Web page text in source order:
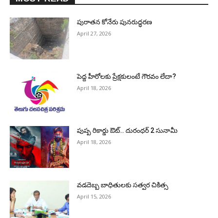
పురాత‌న కోనేరు పున‌రుద్ధ‌ర‌ణ
April 27, 2026
పెద్ద హీరోల‌కు ప్రేక్ష‌కులంటే గౌర‌వం లేదా?
April 18, 2026
పుష్ప రికార్డు ఔట్‌.. దురంధ‌ర్ 2 సునామీ
April 18, 2026
వడదెబ్బ బాధితులకు సత్వర చికిత్స
April 15, 2026